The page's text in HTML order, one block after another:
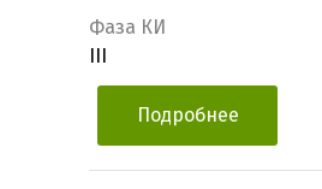
Фаза КИ
Подробнее